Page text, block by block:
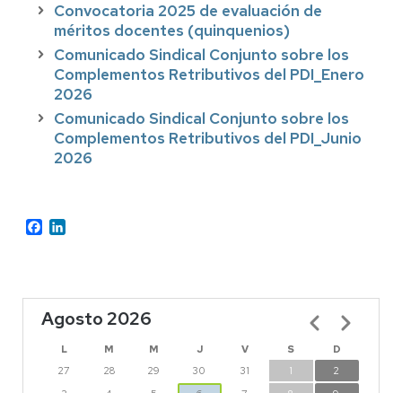
Convocatoria 2025 de evaluación de
méritos docentes (quinquenios)
Comunicado Sindical Conjunto sobre los
Complementos Retributivos del PDI_Enero
2026
Comunicado Sindical Conjunto sobre los
Complementos Retributivos del PDI_Junio
2026
Facebook
Agosto 2026
L M M J V S
D
27
28 29 30 31 1
2
Paginación